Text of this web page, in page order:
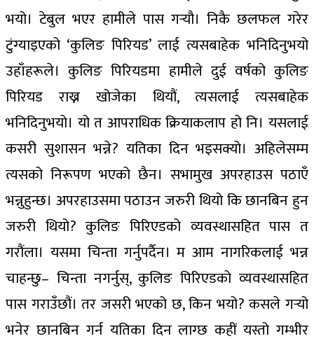
भयो। टेबुल भएर हामीले पास गर्‍यौ। निकै छलफल गरेर
टुंग्याइएको ‘कुलिङ पिरियड’ लाई त्यसबाहेक भनिदिनुभयो
उहाँहरूले। कुलिङ पिरियडमा हामीले दुई वर्षको कुलिङ
पिरियड राख्न खोजेका थियौं, त्यसलाई त्यसबाहेक
भनिदिनुभयो। यो त आपराधिक क्रियाकलाप हो नि। यसलाई
कसरी सुशासन भन्ने? यतिका दिन भइसक्यो। अहिलेसम्म
त्यसको निरूपण भएको छैन। सभामुख अपरहाउस पठाएँ
भन्नुहुन्छ। अपरहाउसमा पठाउन जरुरी थियो कि छानबिन हुन
जरुरी थियो? कुलिङ पिरिएडको व्यवस्थासहित पास त
गरौंला। यसमा चिन्ता गर्नुपर्दैन। म आम नागरिकलाई भन्न
चाहन्छु– चिन्ता नगर्नुस्, कुलिङ पिरिएडको व्यवस्थासहित
पास गराउँछौं। तर जसरी भएको छ, किन भयो? कसले गर्‍यो
भनेर छानबिन गर्न यतिका दिन लाग्छ कहीं यस्तो गम्भीर